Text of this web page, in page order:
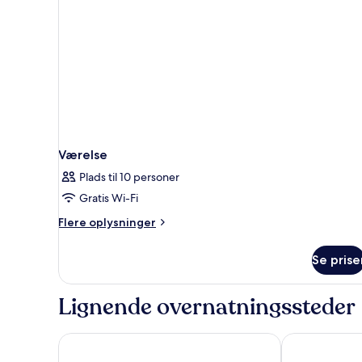
Værelse
Plads til 10 personer
Gratis Wi-Fi
Flere oplysninger
Flere
Se
Lignende overnatningssteder
Grupotel Revoli Servatur JB -